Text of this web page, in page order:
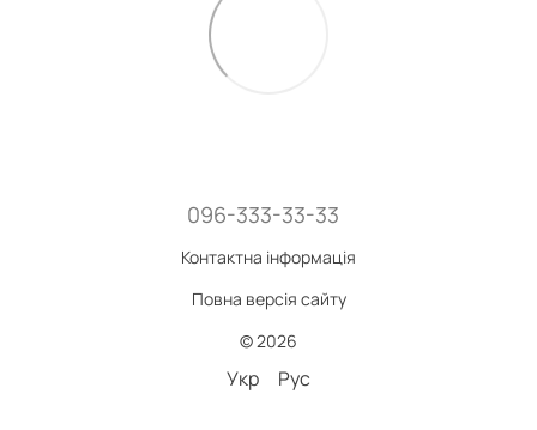
096-333-33-33
Контактна інформація
Повна версія сайту
© 2026
Укр Рус